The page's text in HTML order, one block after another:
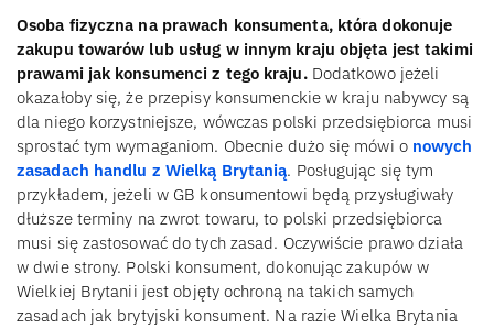
Osoba fizyczna na prawach konsumenta, która dokonuje
zakupu towarów lub usług w innym kraju objęta jest takimi
prawami jak konsumenci z tego kraju.Dodatkowo jeżeli
okazałoby się, że przepisy konsumenckie w kraju nabywcy są
dla niego korzystniejsze, wówczas polski przedsiębiorca musi
sprostać tym wymaganiom. Obecnie dużo się mówi o nowych
zasadach handlu z Wielką Brytanią. Posługując się tym
przykładem, jeżeli w GB konsumentowi będą przysługiwały
dłuższe terminy na zwrot towaru, to polski przedsiębiorca
musi się zastosować do tych zasad. Oczywiście prawo działa
w dwie strony. Polski konsument, dokonując zakupów w
Wielkiej Brytanii jest objęty ochroną na takich samych
zasadach jak brytyjski konsument. Na razie Wielka Brytania